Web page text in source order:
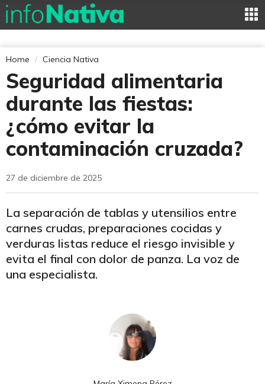
Home Ciencia Nativa
Seguridad alimentaria
durante las fiestas:
¿cómo evitar la
contaminación cruzada?
27 de diciembre de 2025
La separación de tablas y utensilios entre
carnes crudas, preparaciones cocidas y
verduras listas reduce el riesgo invisible y
evita el final con dolor de panza. La voz de
una especialista.